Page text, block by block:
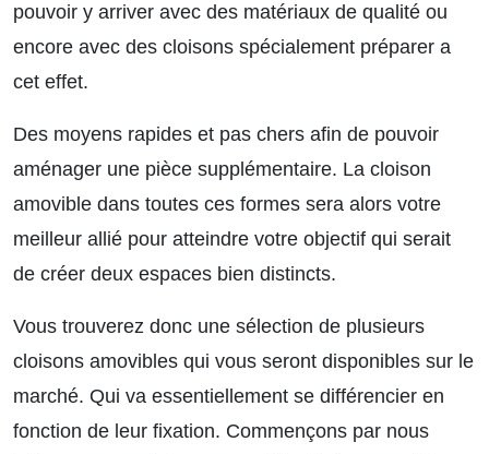
pouvoir y arriver avec des matériaux de qualité ou
encore avec des cloisons spécialement préparer a
cet effet.
Des moyens rapides et pas chers afin de pouvoir
aménager une pièce supplémentaire. La cloison
amovible dans toutes ces formes sera alors votre
meilleur allié pour atteindre votre objectif qui serait
de créer deux espaces bien distincts.
Vous trouverez donc une sélection de plusieurs
cloisons amovibles qui vous seront disponibles sur le
marché. Qui va essentiellement se différencier en
fonction de leur fixation. Commençons par nous